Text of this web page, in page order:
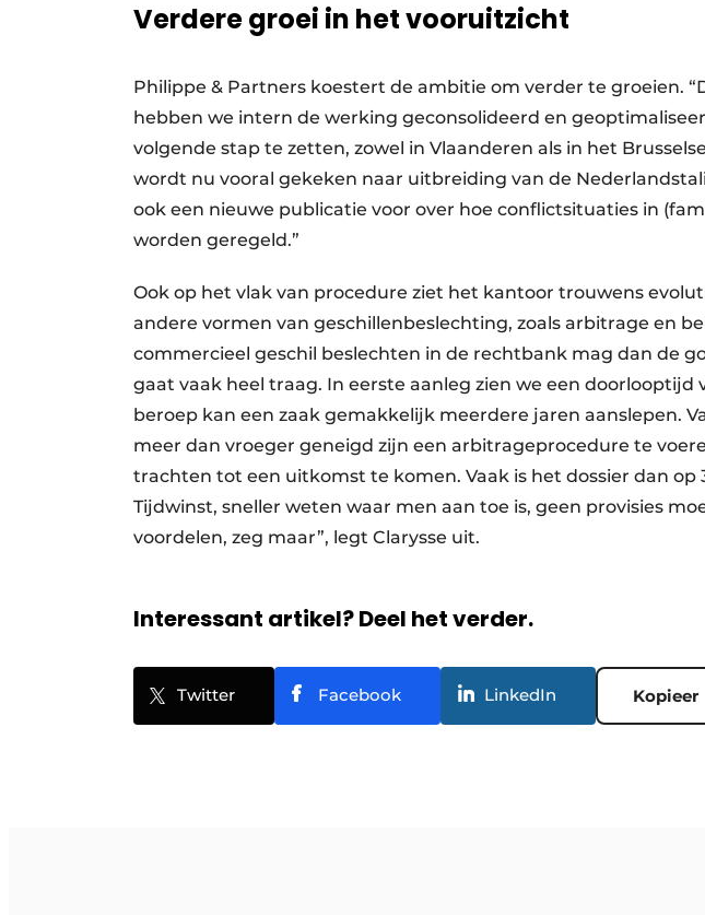
Verdere groei in het vooruitzicht
Philippe & Partners koestert de ambitie om verder te groeien.
hebben we intern de werking geconsolideerd en
volgende stap te zetten, zowel in Vlaanderen als in het
wordt nu vooral gekeken naar uitbreiding van de
ook een nieuwe publicatie voor over hoe conflictsituaties in
worden geregeld.”
Ook op het vlak van procedure ziet het kantoor trouwens
andere vormen van geschillenbeslechting, zoals arbitrage en
commercieel geschil beslechten in de rechtbank mag dan de
gaat vaak heel traag. In eerste aanleg zien we een doorlooptijd
beroep kan een zaak gemakkelijk meerdere jaren aanslepen.
meer dan vroeger geneigd zijn een arbitrageprocedure te
trachten tot een uitkomst te komen. Vaak is het dossier dan op
Tijdwinst, sneller weten waar men aan toe is, geen provisies
voordelen, zeg maar”, legt Clarysse uit.
Interessant artikel? Deel het verder.
Twitter Facebook LinkedIn Kopieer